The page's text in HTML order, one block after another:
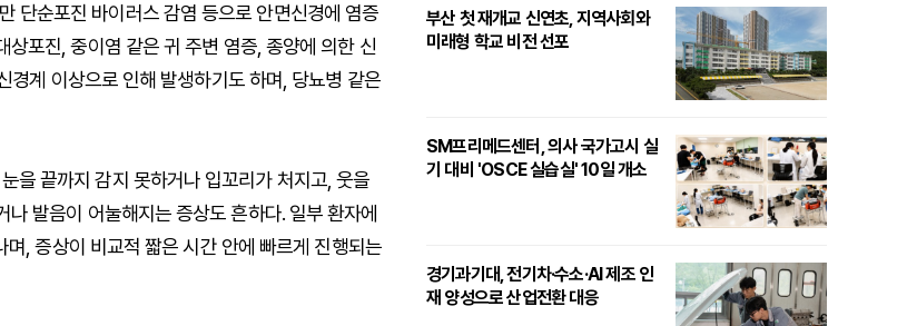
단순포진 바이러스 감염 등으로 안면신경에 염증
포진, 중이염 같은 귀 주변 염증, 종양에 의한 신
경계 이상으로 인해 발생하기도 하며, 당뇨병 같은
을 끝까지 감지 못하거나 입꼬리가 처지고, 웃을
발음이 어눌해지는 증상도 흔하다. 일부 환자에
, 증상이 비교적 짧은 시간 안에 빠르게 진행되는
부산 첫 재개교 신연초, 지역사회와
미래형 학교 비전 선포
SM프리메드센터, 의사 국가고시 실
기 대비 'OSCE 실습실' 10일 개소
경기과기대, 전기차·수소·AI 제조 인
재 양성으로 산업전환 대응